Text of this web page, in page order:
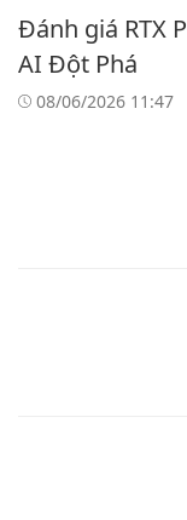
Đánh giá RTX
AI Đột Phá
08/06/2026 11:47